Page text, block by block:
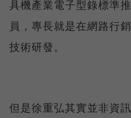
具機產業電子型錄標準
員，專長就是在網路行
技術研發。
但是徐重弘其實並非資